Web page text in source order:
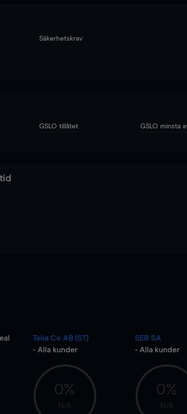
Säkerhetskrav
GSLO tillåtet GSLO minsta
Telia Co AB (ST)
- Alla kunder
0%
N/A
SEB SA
- Alla kunder
0%
N/A